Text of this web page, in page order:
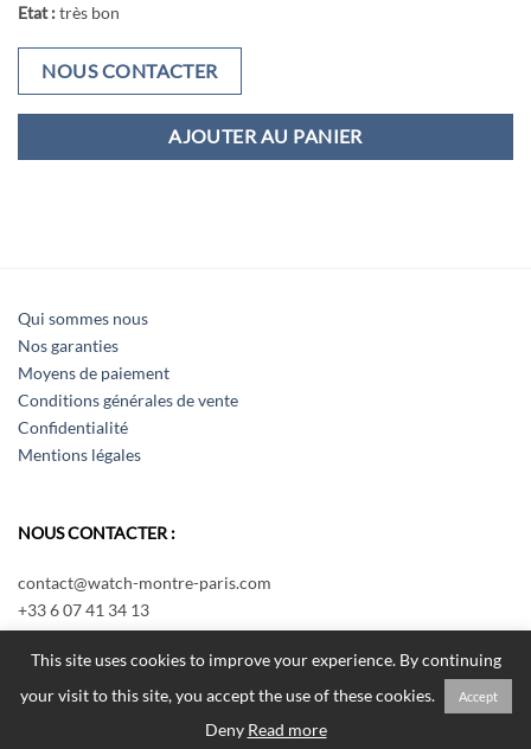
Etat :très bon
NOUS CONTACTER
AJOUTER AU PANIER
Qui sommes nous
Nos garanties
Moyens de paiement
Conditions générales de vente
Confidentialité
Mentions légales
NOUS CONTACTER :
contact@watch-montre-paris.com
+33 6 07 41 34 13
Nous écrire
Tous droits réservés Watch Montre Paris 2018
This site uses cookies to improve your experience. By continuing
your visit to this site, you accept the use of these cookies.
Accept
Deny Read more